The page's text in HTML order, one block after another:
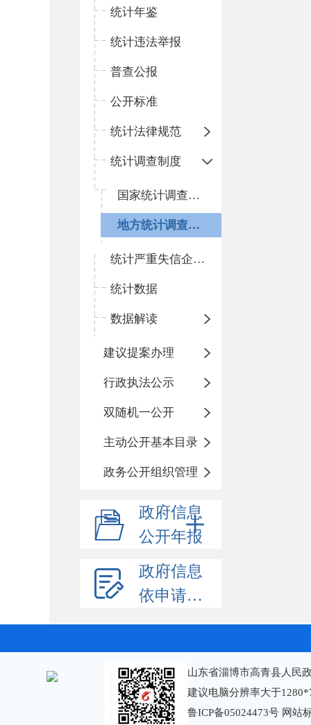
统计年鉴
统计违法举报
普查公报
公开标准
统计法律规范
统计调查制度
国家统计调查制度
地方统计调查制度
统计严重失信企业公示
统计数据
数据解读
建议提案办理
行政执法公示
双随机一公开
主动公开基本目录
政务公开组织管理
政府信息
公开年报
政府信息
依申请公开
山东省淄博市高青县人民
建议电脑分辨率大于
鲁ICP备05024473号 网站